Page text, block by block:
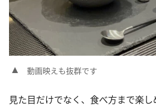
動画映えも抜群です
見た目だけでなく、食べ方まで楽